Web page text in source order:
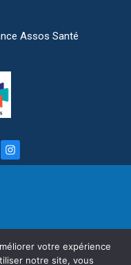
Assos Santé
votre expérience
notre site, vous